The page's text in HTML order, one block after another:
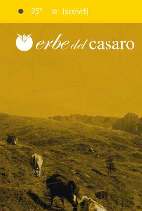
25° Iscriviti